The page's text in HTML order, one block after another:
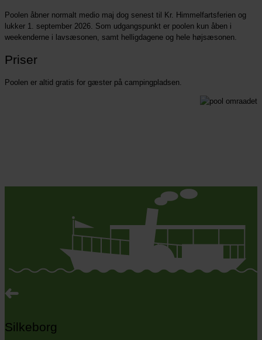
Poolen åbner normalt medio maj dog senest til Kr. Himmelfartsferien og
lukker 1. september 2026. Som udgangspunkt er poolen kun åben i
weekenderne i lavsæsonen, samt helligdagene og hele højsæsonen.
Priser
Poolen er altid gratis for gæster på campingpladsen.
Silkeborg